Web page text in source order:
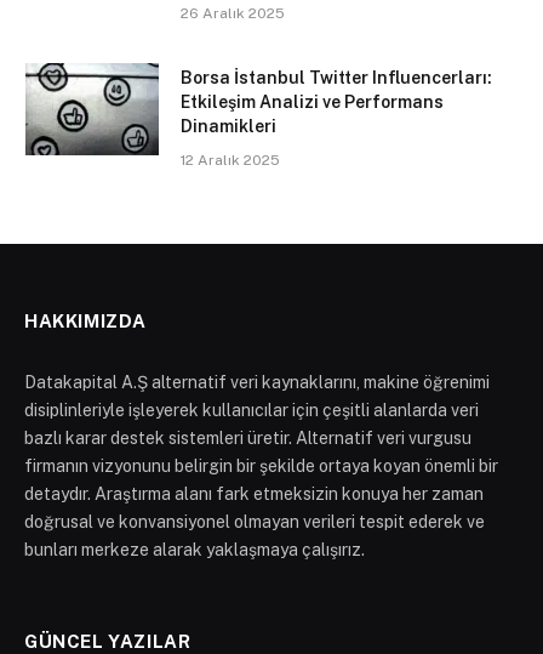
26 Aralık 2025
Borsa İstanbul Twitter Influencerları:
Etkileşim Analizi ve Performans
Dinamikleri
12 Aralık 2025
HAKKIMIZDA
Datakapital A.Ş alternatif veri kaynaklarını, makine öğrenimi
disiplinleriyle işleyerek kullanıcılar için çeşitli alanlarda veri
bazlı karar destek sistemleri üretir. Alternatif veri vurgusu
firmanın vizyonunu belirgin bir şekilde ortaya koyan önemli bir
detaydır. Araştırma alanı fark etmeksizin konuya her zaman
doğrusal ve konvansiyonel olmayan verileri tespit ederek ve
bunları merkeze alarak yaklaşmaya çalışırız.
GÜNCEL YAZILAR